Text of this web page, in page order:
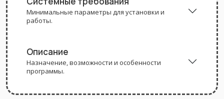
Минимальные параметры для установки и
работы.
Описание
Назначение, возможности и особенности
программы.